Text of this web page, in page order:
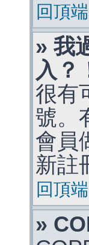
回頂端
» 我
入？
很有
號。
會員
新註
回頂端
»